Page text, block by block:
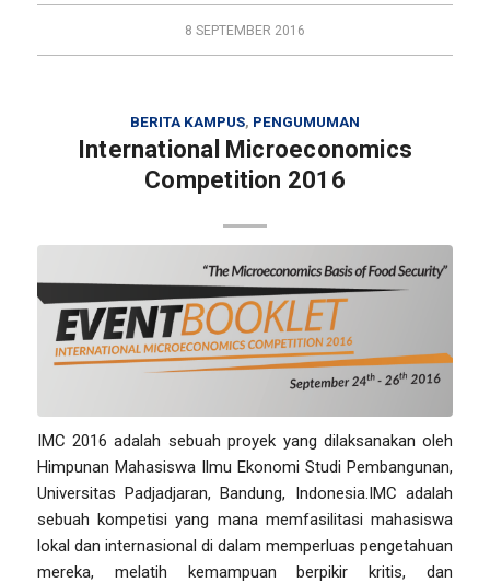
8 SEPTEMBER 2016
BERITA KAMPUS, PENGUMUMAN
International Microeconomics
Competition 2016
IMC 2016 adalah sebuah proyek yang dilaksanakan oleh
Himpunan Mahasiswa Ilmu Ekonomi Studi Pembangunan,
Universitas Padjadjaran, Bandung, Indonesia.IMC adalah
sebuah kompetisi yang mana memfasilitasi mahasiswa
lokal dan internasional di dalam memperluas pengetahuan
mereka, melatih kemampuan berpikir kritis, dan